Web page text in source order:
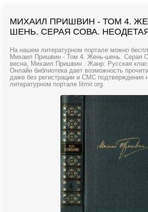
МИХАИЛ ПРИШВИН - ТОМ 4.
ШЕНЬ. СЕРАЯ СОВА.
На нашем литературном портале можно
Михаил Пришвин - Том 4. Жень-шень. Серая
весна, Михаил Пришвин . Жанр: Русская
Онлайн библиотека дает возможность
даже без регистрации и СМС подтверждения
литературном портале litmir.org.